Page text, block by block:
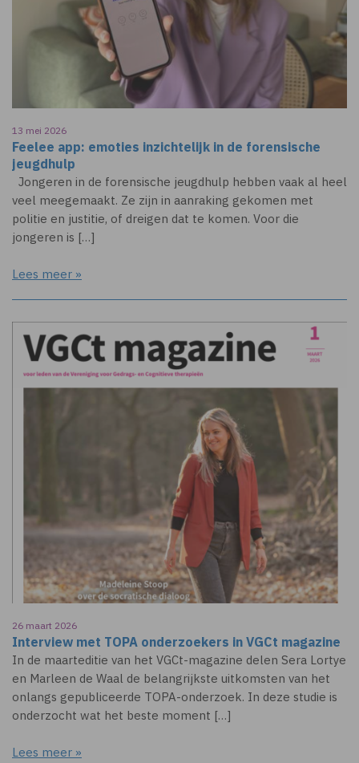
13 mei 2026
Feelee app: emoties inzichtelijk in de forensische
jeugdhulp
Jongeren in de forensische jeugdhulp hebben vaak al heel
veel meegemaakt. Ze zijn in aanraking gekomen met
politie en justitie, of dreigen dat te komen. Voor die
jongeren is […]
Lees meer »
26 maart 2026
Interview met TOPA onderzoekers in VGCt magazine
In de maarteditie van het VGCt-magazine delen Sera Lortye
en Marleen de Waal de belangrijkste uitkomsten van het
onlangs gepubliceerde TOPA-onderzoek. In deze studie is
onderzocht wat het beste moment […]
Lees meer »